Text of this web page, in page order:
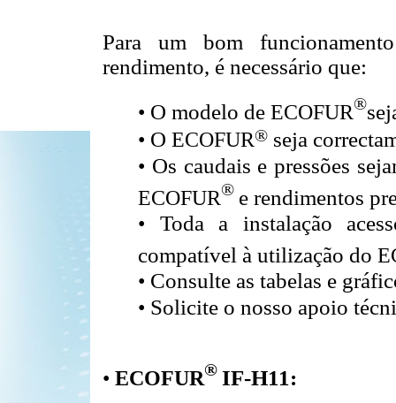
Para um bom
rendimento, é necessário que:
• O modelo de ECOFUR®
• O ECOFUR® seja
• Os caudais e pressões
ECOFUR® e rendimentos
•
Toda a instalação
compatível à utilização do E
• Consulte as tabelas e
• Solicite o nosso apoio
• ECOFUR® IF-H11: